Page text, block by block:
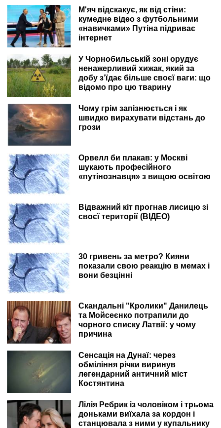
М'яч відскакує, як від стіни:
кумедне відео з футбольними
«навичками» Путіна підриває
інтернет
У Чорнобильській зоні орудує
ненажерливий хижак, який за
добу з’їдає більше своєї ваги: що
відомо про цю тварину
Чому грім запізнюється і як
швидко вирахувати відстань до
грози
Орвелл би плакав: у Москві
шукають професійного
«путінознавця» з вищою освітою
Відважний кіт прогнав лисицю зі
своєї території (ВІДЕО)
30 гривень за метро? Кияни
показали свою реакцію в мемах і
вони безцінні
Скандальні "Кролики" Данилець
та Мойсеєнко потрапили до
чорного списку Латвії: у чому
причина
Сенсація на Дунаї: через
обміління річки виринув
легендарний античний міст
Костянтина
Лілія Ребрик із чоловіком і трьома
доньками виїхала за кордон і
станцювала з ними у купальнику